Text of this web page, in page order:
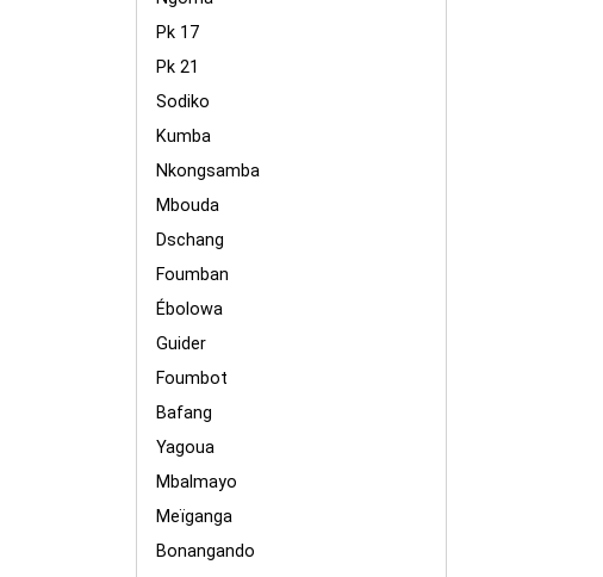
Pk 17
Pk 21
Sodiko
Kumba
Nkongsamba
Mbouda
Dschang
Foumban
Ébolowa
Guider
Foumbot
Bafang
Yagoua
Mbalmayo
Meïganga
Bonangando